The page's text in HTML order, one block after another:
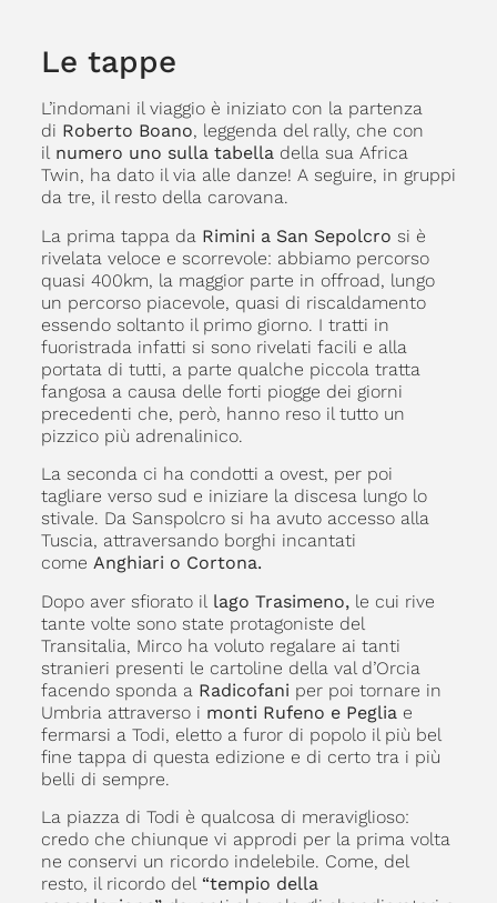
Le tappe
L’indomani il viaggio è iniziato con la partenza
di Roberto Boano, leggenda del rally, che con
il numero uno sulla tabella della sua Africa
Twin, ha dato il via alle danze! A seguire, in gruppi
da tre, il resto della carovana.
La prima tappa da Rimini a San Sepolcro si è
rivelata veloce e scorrevole: abbiamo percorso
quasi 400km, la maggior parte in offroad, lungo
un percorso piacevole, quasi di riscaldamento
essendo soltanto il primo giorno. I tratti in
fuoristrada infatti si sono rivelati facili e alla
portata di tutti, a parte qualche piccola tratta
fangosa a causa delle forti piogge dei giorni
precedenti che, però, hanno reso il tutto un
pizzico più adrenalinico.
La seconda ci ha condotti a ovest, per poi
tagliare verso sud e iniziare la discesa lungo lo
stivale. Da Sanspolcro si ha avuto accesso alla
Tuscia, attraversando borghi incantati
come Anghiari o Cortona.
Dopo aver sfiorato il lago Trasimeno, le cui rive
tante volte sono state protagoniste del
Transitalia, Mirco ha voluto regalare ai tanti
stranieri presenti le cartoline della val d’Orcia
facendo sponda a Radicofani per poi tornare in
Umbria attraverso i monti Rufeno e Peglia e
fermarsi a Todi, eletto a furor di popolo il più bel
fine tappa di questa edizione e di certo tra i più
belli di sempre.
La piazza di Todi è qualcosa di meraviglioso:
credo che chiunque vi approdi per la prima volta
ne conservi un ricordo indelebile. Come, del
resto, il ricordo del “tempio della